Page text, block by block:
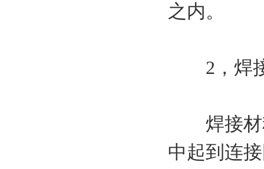
之内。
2，焊
焊接材
中起到连